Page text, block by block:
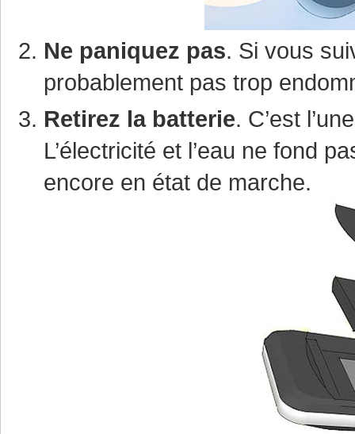
Ne paniquez pas. Si vous
probablement pas trop
Retirez la batterie. C’est
L’électricité et l’eau ne fond
encore en état de marche.